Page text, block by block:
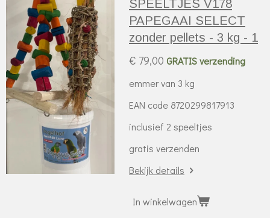
SPEELTJES V178
PAPEGAAI SELECT
zonder pellets - 3 kg - 1
€ 79,00 GRATIS verzending
emmer van 3 kg
EAN code 8720299817913
inclusief 2 speeltjes
gratis verzenden
Bekijk details
In winkelwagen